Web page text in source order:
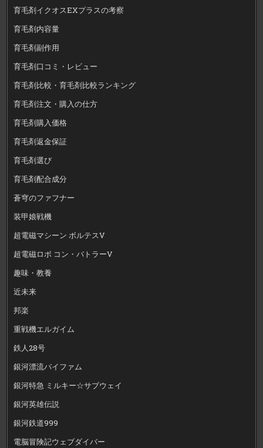
育毛剤イクオスEXプラスの考察
育毛剤内容量
育毛剤副作用
育毛剤口コミ・レビュー
育毛剤比較・育毛剤比較ランキング
育毛剤注文・購入の仕方
育毛剤購入価格
育毛剤返金保証
育毛剤選び
育毛剤配合成分
蒼穹のファフナー
装甲娘戦機
超電磁マシーン ボルテスV
超電磁ロボ コン・バトラーV
趣味・教養
近未来
邦楽
重戦機エルガイム
鉄人28号
銀河漂流バイファム
銀河特急 ミルキー☆サブウェイ
銀河英雄伝説
銀河鉄道999
電脳冒険記ウェブダイバー